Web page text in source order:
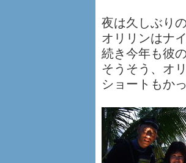
夜は久しぶり
オリリンはナ
続き今年も彼
そうそう、オ
ショートもか